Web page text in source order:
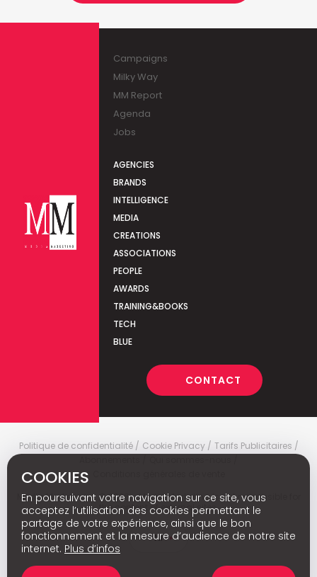
Campaigns
Milky Way
MM Report
Agenda
Jobs
AGENCIES
BRANDS
INTELLIGENCE
MEDIA
CREATIONS
ASSOCIATIONS
PEOPLE
AWARDS
TRAINING&BOOKS
TECH
BLUE
CONTACT
Politique de confidentialité Cookie Privacy
Tarifs Publicitaires
Media Marketingc © 2026 - Media Marketing is not responsible for
the content of external sites.
Nl
COOKIES
En poursuivant votre navigation sur ce site, vous
acceptez l’utilisation des cookies permettant le
partage de votre expérience, ainsi que le bon
fonctionnement et la mesure d’audience de notre site
internet. Plus d’infos